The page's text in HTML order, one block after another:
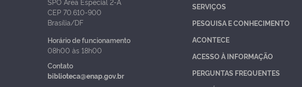
SPO Área Especial 2-A
CEP 70.610-900
Brasília/DF
Horário de funcionamento
08h00 às 18h00
Contato
biblioteca@enap.gov.br
SERVIÇOS
PESQUISA E CONHECIMENTO
ACONTECE
ACESSO À INFORMAÇÃO
PERGUNTAS FREQUENTES